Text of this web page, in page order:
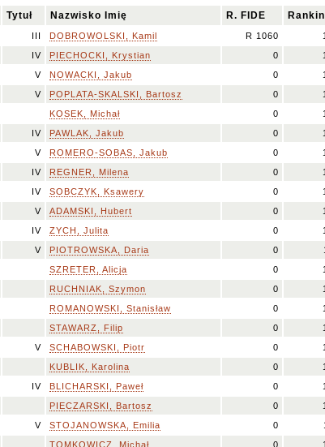
Tytuł Nazwisko Imię R. FIDE
III DOBROWOLSKI, Kamil R 1060
IV PIECHOCKI, Krystian 0
V NOWACKI, Jakub 0
V POPLATA-SKALSKI, Bartosz 0
KOSEK, Michał 0
IV PAWLAK, Jakub 0
V ROMERO-SOBAS, Jakub 0
IV REGNER, Milena 0
IV SOBCZYK, Ksawery 0
V ADAMSKI, Hubert 0
IV ZYCH, Julita 0
V PIOTROWSKA, Daria 0
SZRETER, Alicja 0
RUCHNIAK, Szymon 0
ROMANOWSKI, Stanisław 0
STAWARZ, Filip 0
V SCHABOWSKI, Piotr 0
KUBLIK, Karolina 0
IV BLICHARSKI, Paweł 0
PIECZARSKI, Bartosz 0
V STOJANOWSKA, Emilia 0
TOMKOWICZ, Michał 0